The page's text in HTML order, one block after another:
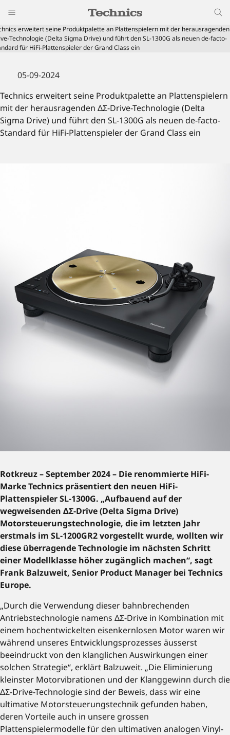
erweitert seine Produktpalette an Plattenspielern mit der
Technologie (Delta Sigma Drive) und führt den SL-1300G als neuen de-facto-
für HiFi-Plattenspieler der Grand Class ein
05-09-2024
Technics erweitert seine Produktpalette an Plattenspielern
mit der herausragenden ΔΣ-Drive-Technologie (Delta
Sigma Drive) und führt den SL-1300G als neuen de-facto-
Standard für HiFi-Plattenspieler der Grand Class ein
Rotkreuz – September 2024 – Die renommierte HiFi-
Marke Technics präsentiert den neuen HiFi-
Plattenspieler SL-1300G. „Aufbauend auf der
wegweisenden ΔΣ-Drive (Delta Sigma Drive)
Motorsteuerungstechnologie, die im letzten Jahr
erstmals im SL-1200GR2 vorgestellt wurde, wollten wir
diese überragende Technologie im nächsten Schritt
einer Modellklasse höher zugänglich machen“, sagt
Frank Balzuweit, Senior Product Manager bei Technics
Europe.
„Durch die Verwendung dieser bahnbrechenden
Antriebstechnologie namens ΔΣ-Drive in Kombination mit
einem hochentwickelten eisenkernlosen Motor waren wir
während unseres Entwicklungsprozesses äusserst
beeindruckt von den klanglichen Auswirkungen einer
solchen Strategie“, erklärt Balzuweit. „Die Eliminierung
kleinster Motorvibrationen und der Klanggewinn durch die
ΔΣ-Drive-Technologie sind der Beweis, dass wir eine
ultimative Motorsteuerungstechnik gefunden haben,
deren Vorteile auch in unsere grossen
Plattenspielermodelle für den ultimativen analogen Vinyl-